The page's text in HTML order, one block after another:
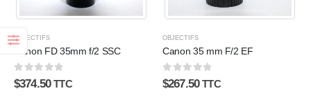
OBJECTIFS
Canon FD 35mm f/2 SSC
0sur 5
$374.50 TTC
OBJECTIFS
Canon 35 mm F/2 EF
0sur 5
$267.50 TTC